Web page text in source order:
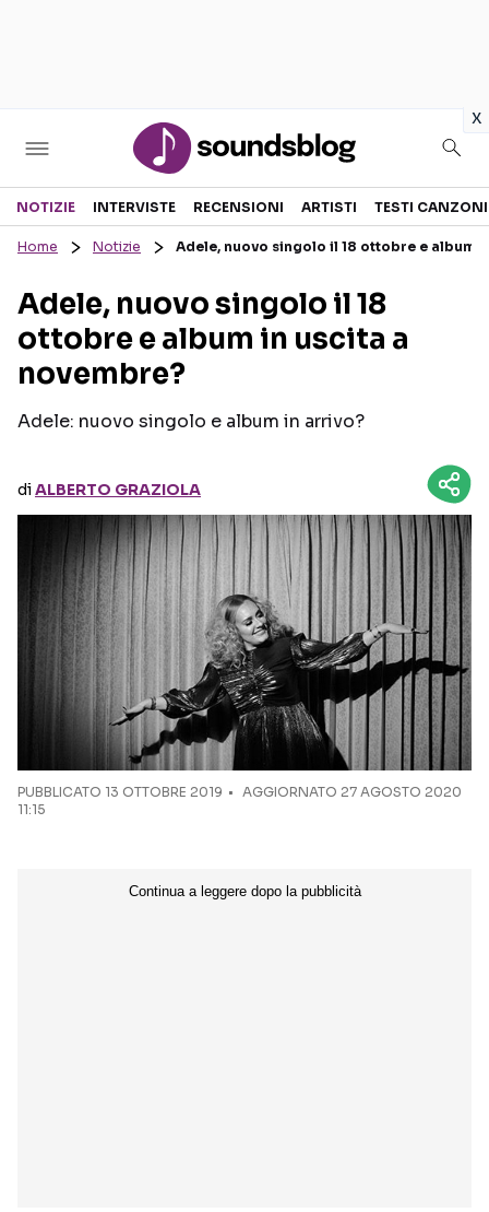
x
Sezioni
RECENSIONI MUSICALI
INTERVISTE
GOSSIP E CURIOSITÀ
TESTI CANZONI
TOUR ED EVENTI
Seguici sui social
NOTIZIE INTERVISTE RECENSIONI ARTISTI TESTI CANZONI
Home Notizie Adele, nuovo singolo il 18 ottobre e album
Adele, nuovo singolo il 18
ottobre e album in uscita a
novembre?
Adele: nuovo singolo e album in arrivo?
diALBERTO GRAZIOLA
PUBBLICATO 13 OTTOBRE 2019
AGGIORNATO 27 AGOSTO 2020
11:15